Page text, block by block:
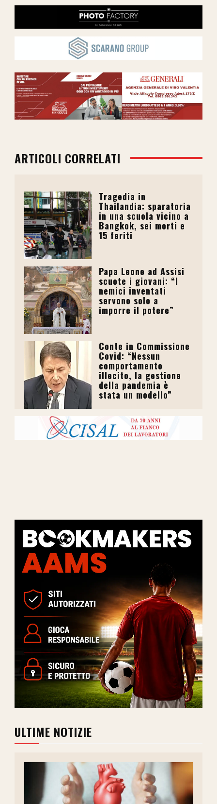
ARTICOLI CORRELATI
Tragedia in
Thailandia: sparatoria
in una scuola vicino a
Bangkok, sei morti e
15 feriti
Papa Leone ad Assisi
scuote i giovani: “I
nemici inventati
servono solo a
imporre il potere”
Conte in Commissione
Covid: “Nessun
comportamento
illecito, la gestione
della pandemia è
stata un modello”
ULTIME NOTIZIE